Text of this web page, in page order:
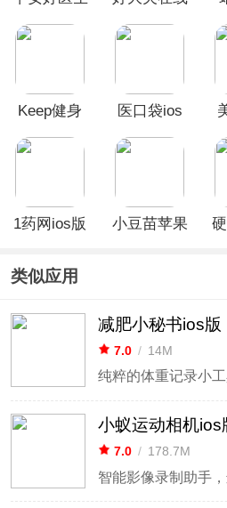
Keep健身
医口袋ios
1药网ios版
小豆苗苹果
类似应用
减肥小秘书ios版
7.0 / 14M
纯粹的体重记录小
小蚁运动相机ios
7.0 / 178.7M